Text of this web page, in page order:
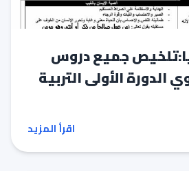
جميع دروس
الدورة الأولى التربية
اقرأ المزيد